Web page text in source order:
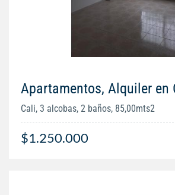
Apartamentos, Alquiler en
Cali, 3 alcobas, 2 baños, 85,00mts2
$1.250.000